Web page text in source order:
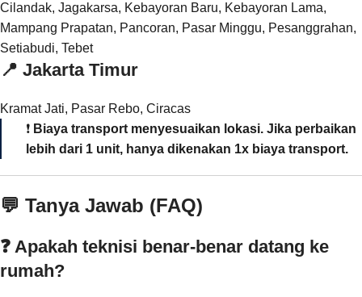
Cilandak, Jagakarsa, Kebayoran Baru, Kebayoran Lama,
Mampang Prapatan, Pancoran, Pasar Minggu, Pesanggrahan,
Setiabudi, Tebet
📍 Jakarta Timur
Kramat Jati, Pasar Rebo, Ciracas
❗ Biaya transport menyesuaikan lokasi. Jika perbaikan
lebih dari 1 unit, hanya dikenakan 1x biaya transport.
💬 Tanya Jawab (FAQ)
❓ Apakah teknisi benar-benar datang ke
rumah?